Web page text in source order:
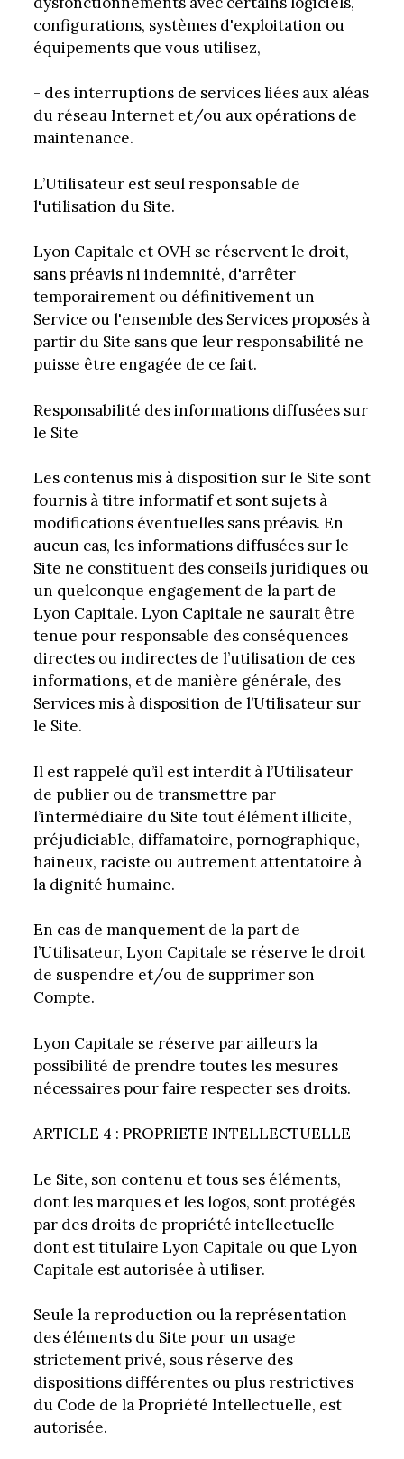
configurations, systèmes d'exploitation ou
équipements que vous utilisez,
- des interruptions de services liées aux aléas
du réseau Internet et/ou aux opérations de
maintenance.
L’Utilisateur est seul responsable de
l'utilisation du Site.
Lyon Capitale et OVH se réservent le droit,
sans préavis ni indemnité, d'arrêter
temporairement ou définitivement un
Service ou l'ensemble des Services proposés à
partir du Site sans que leur responsabilité ne
puisse être engagée de ce fait.
Responsabilité des informations diffusées sur
le Site
Les contenus mis à disposition sur le Site sont
fournis à titre informatif et sont sujets à
modifications éventuelles sans préavis. En
aucun cas, les informations diffusées sur le
Site ne constituent des conseils juridiques ou
un quelconque engagement de la part de
Lyon Capitale. Lyon Capitale ne saurait être
tenue pour responsable des conséquences
directes ou indirectes de l’utilisation de ces
informations, et de manière générale, des
Services mis à disposition de l’Utilisateur sur
le Site.
Il est rappelé qu’il est interdit à l’Utilisateur
de publier ou de transmettre par
l’intermédiaire du Site tout élément illicite,
préjudiciable, diffamatoire, pornographique,
haineux, raciste ou autrement attentatoire à
la dignité humaine.
En cas de manquement de la part de
l’Utilisateur, Lyon Capitale se réserve le droit
de suspendre et/ou de supprimer son
Compte.
Lyon Capitale se réserve par ailleurs la
possibilité de prendre toutes les mesures
nécessaires pour faire respecter ses droits.
ARTICLE 4 : PROPRIETE INTELLECTUELLE
Le Site, son contenu et tous ses éléments,
dont les marques et les logos, sont protégés
par des droits de propriété intellectuelle
dont est titulaire Lyon Capitale ou que Lyon
Capitale est autorisée à utiliser.
Seule la reproduction ou la représentation
des éléments du Site pour un usage
strictement privé, sous réserve des
dispositions différentes ou plus restrictives
du Code de la Propriété Intellectuelle, est
autorisée.